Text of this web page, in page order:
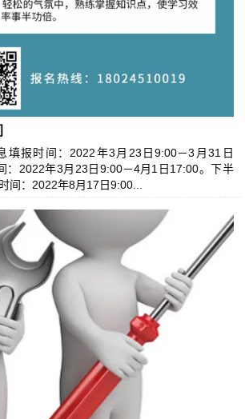
填报时间：2022年3月23日9:00－3月31日
：2022年3月23日9:00－4月1日17:00。下半
间：2022年8月17日9:00...